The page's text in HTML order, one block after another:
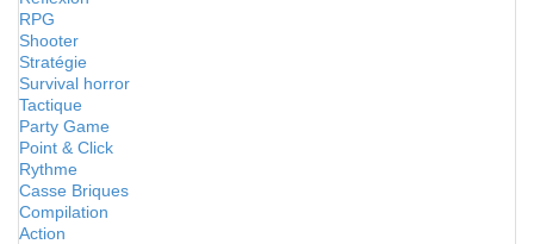
RPG
Shooter
Stratégie
Survival horror
Tactique
Party Game
Point & Click
Rythme
Casse Briques
Compilation
Action